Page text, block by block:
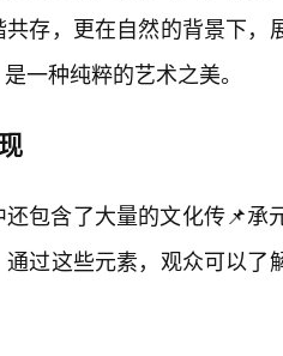
存，更在自然的背景下，
一种纯粹的艺术之美。
包含了大量的文化传📌承
过这些元素，观众可以了